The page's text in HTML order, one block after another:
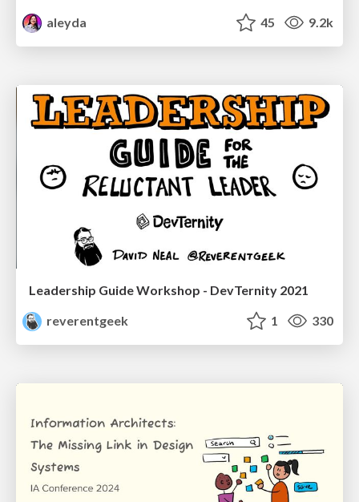
aleyda
45 9.2k
Leadership Guide Workshop - DevTernity 2021
reverentgeek
1 330